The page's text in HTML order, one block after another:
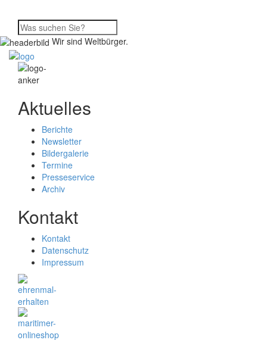
Wir sind Weltbürger.
Aktuelles
Berichte
Newsletter
Bildergalerie
Termine
Presseservice
Archiv
Kontakt
Kontakt
Datenschutz
Impressum